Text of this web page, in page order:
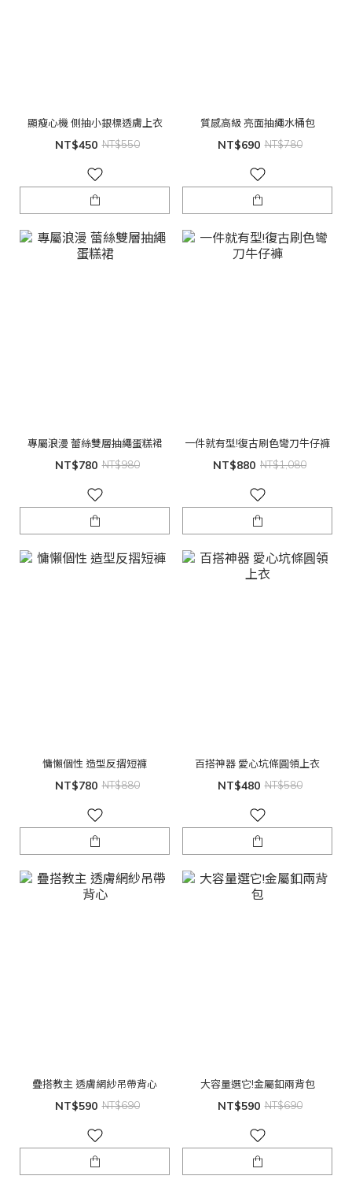
顯瘦心機 側抽小銀標透膚上衣
NT$450 NT$550
質感高級 亮面抽繩水桶包
NT$690 NT$780
專屬浪漫 蕾絲雙層抽繩蛋糕裙
NT$780 NT$980
一件就有型!復古刷色彎刀牛仔褲
NT$880 NT$1,080
慵懶個性 造型反摺短褲
NT$780 NT$880
百搭神器 愛心坑條圓領上衣
NT$480 NT$580
疊搭教主 透膚網紗吊帶背心
NT$590 NT$690
大容量選它!金屬釦兩背包
NT$590 NT$690